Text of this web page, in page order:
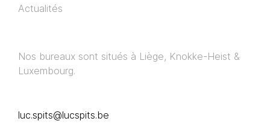
Actualités
Nos bureaux sont situés à Liège, Knokke-Heist &
Luxembourg.
luc.spits@lucspits.be